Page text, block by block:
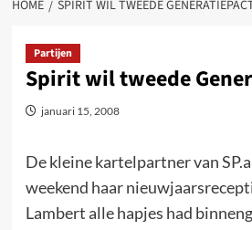
HOME SPIRIT WIL TWEEDE
Partijen
Spirit wil tweede
januari 15, 2008
De kleine kartelpartner van
weekend haar
Lambert alle hapjes had